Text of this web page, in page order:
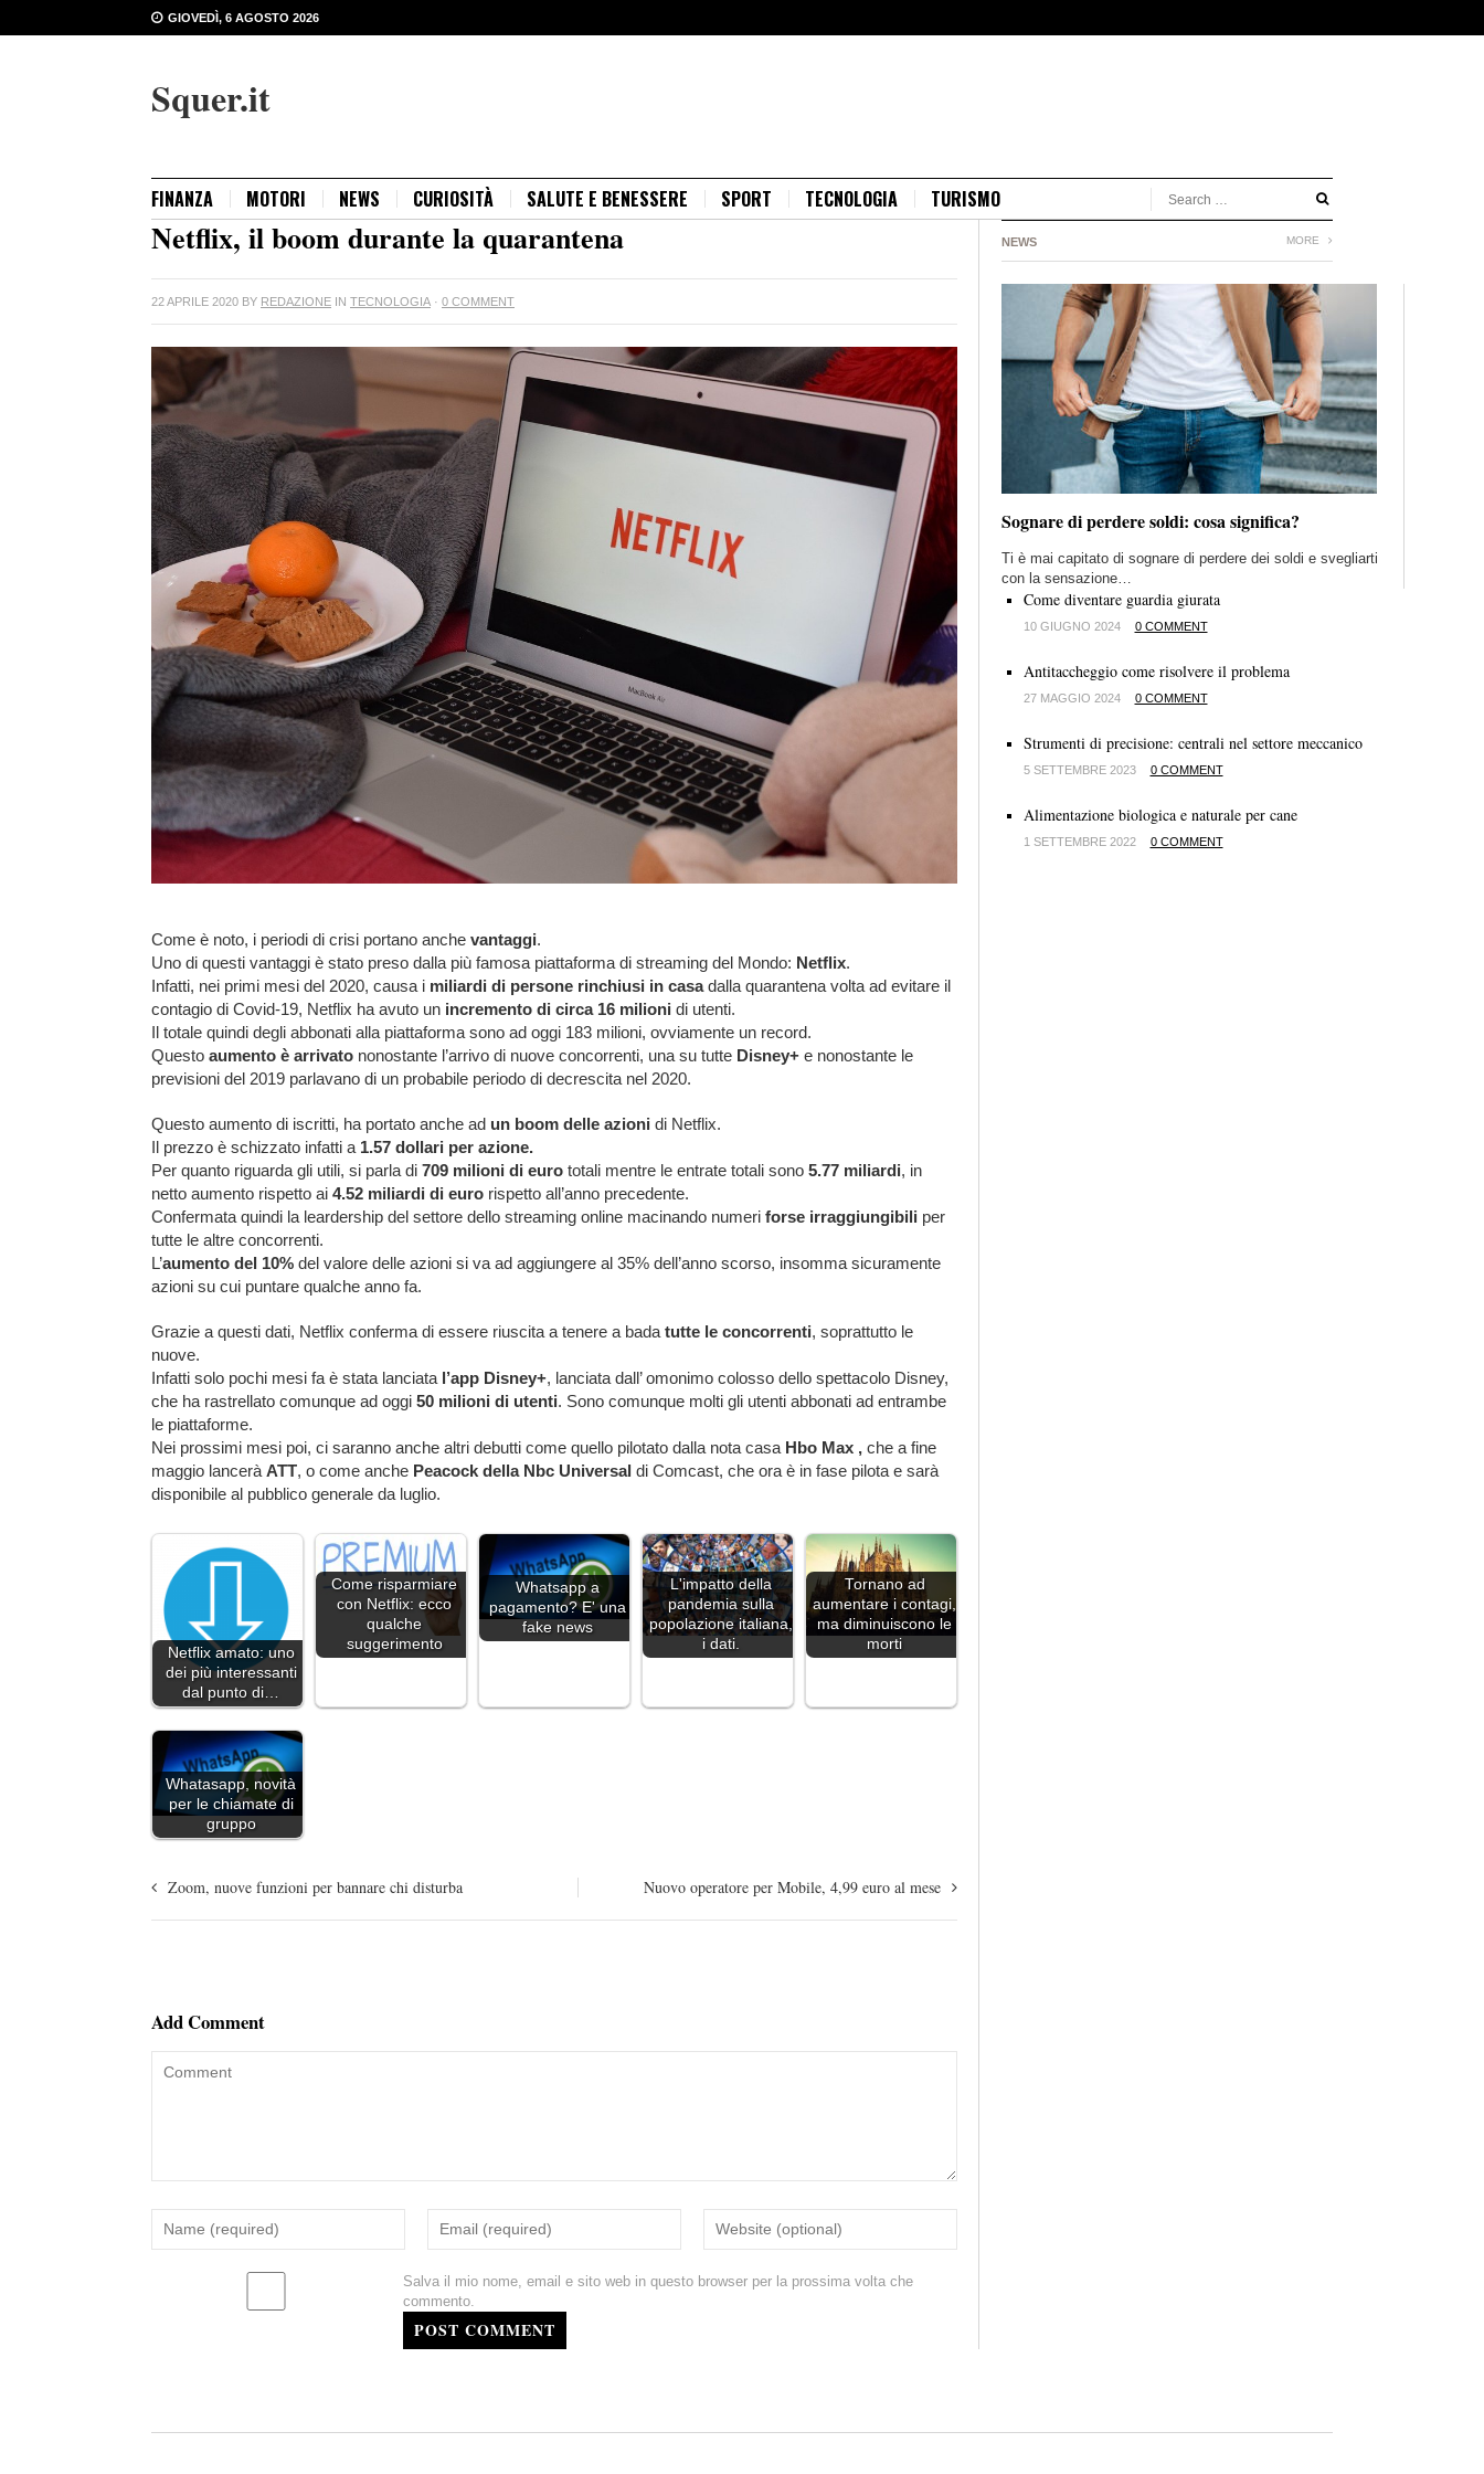
GIOVEDÌ, 6 AGOSTO 2026
Squer.it
FINANZA MOTORI NEWS CURIOSITÀ SALUTE E BENESSERE SPORT TECNOLOGIA TURISMO
Netflix, il boom durante la quarantena
22 APRILE 2020 BY REDAZIONE IN TECNOLOGIA · 0 COMMENT
Come è noto, i periodi di crisi portano anche vantaggi.
Uno di questi vantaggi è stato preso dalla più famosa piattaforma di streaming del Mondo: Netflix.
Infatti, nei primi mesi del 2020, causa i miliardi di persone rinchiusi in casadalla quarantena volta ad evitare il
contagio di Covid-19, Netflix ha avuto un incremento di circa 16 milioni di utenti.
Il totale quindi degli abbonati alla piattaforma sono ad oggi 183 milioni, ovviamente un record.
Questo aumento è arrivato nonostante l’arrivo di nuove concorrenti, una su tutte Disney+ e nonostante le
previsioni del 2019 parlavano di un probabile periodo di decrescita nel 2020.
Questo aumento di iscritti, ha portato anche ad un boom delle azioni di Netflix.
Il prezzo è schizzato infatti a 1.57 dollari per azione.
Per quanto riguarda gli utili, si parla di 709 milioni di euro totali mentre le entrate totali sono 5.77 miliardi, in
netto aumento rispetto ai 4.52 miliardi di euro rispetto all’anno precedente.
Confermata quindi la leardership del settore dello streaming online macinando numeri forse irraggiungibili per
tutte le altre concorrenti.
L’aumento del 10% del valore delle azioni si va ad aggiungere al 35% dell’anno scorso, insomma sicuramente
azioni su cui puntare qualche anno fa.
Grazie a questi dati, Netflix conferma di essere riuscita a tenere a badatutte le concorrenti, soprattutto le
nuove.
Infatti solo pochi mesi fa è stata lanciatal’app Disney+, lanciata dall’ omonimo colosso dello spettacolo Disney,
che ha rastrellato comunque ad oggi 50 milioni di utenti. Sono comunque molti gli utenti abbonati ad entrambe
le piattaforme.
Nei prossimi mesi poi, ci saranno anche altri debutti come quello pilotato dalla nota casa Hbo Max , che a fine
maggio lanceràATT, o come anche Peacock della Nbc Universal di Comcast, che ora è in fase pilota e sarà
disponibile al pubblico generale da luglio.
Netflix amato: uno
dei più interessanti
dal punto di…
Come risparmiare
con Netflix: ecco
qualche
suggerimento
Whatsapp a
pagamento? E' una
fake news
L'impatto della
pandemia sulla
popolazione italiana,
i dati.
Tornano ad
aumentare i contagi,
ma diminuiscono le
morti
Whatasapp, novità
per le chiamate di
gruppo
Zoom, nuove funzioni per bannare chi disturba Nuovo operatore per Mobile, 4,99 euro al mese
Add Comment
Salva il mio nome, email e sito web in questo browser per la prossima volta che
commento.
POST COMMENT
NEWS MORE
Sognare di perdere soldi: cosa significa?
Ti è mai capitato di sognare di perdere dei soldi e svegliarti
con la sensazione…
Come diventare guardia giurata
10 GIUGNO 2024 0 COMMENT
Antitaccheggio come risolvere il problema
27 MAGGIO 2024 0 COMMENT
Strumenti di precisione: centrali nel settore meccanico
5 SETTEMBRE 2023 0 COMMENT
Alimentazione biologica e naturale per cane
1 SETTEMBRE 2022 0 COMMENT